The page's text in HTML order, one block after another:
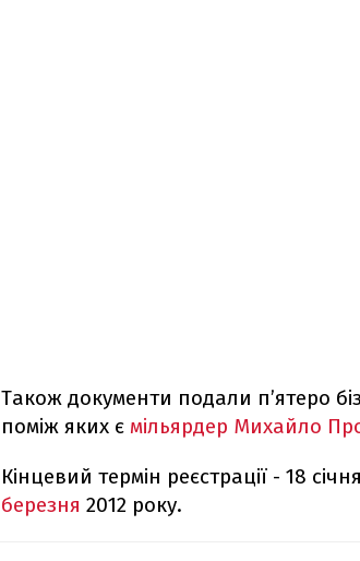
Також документи подали п’ятеро
поміж яких є мільярдер Михайло
Кінцевий термін реєстрації - 18
березня 2012 року.